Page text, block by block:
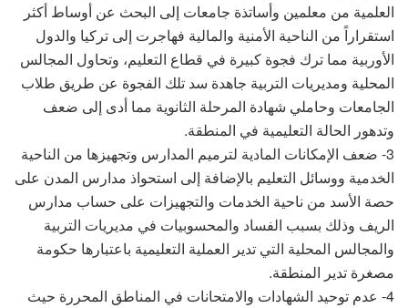
العلمية من معلمين وأساتذة جامعات إلى البحث عن أوساط أكثر
استقراراً من الناحية الأمنية والمالية فهاجرت إلى تركيا والدول
الأوربية مما ترك فجوة كبيرة في قطاع التعليم، وتحاول المجالس
المحلية ومديريات التربية جاهدة سد تلك الفجوة عن طريق طلاب
الجامعات وحاملي شهادة المرحلة الثانوية مما أدى إلى ضعف
وتدهور الحالة التعليمية في المنطقة.
3- ضعف الإمكانات المادية لترميم المدارس وتجهيزها من الناحية
الخدمية ووسائل التعليم بالإضافة إلى استحواذ مدارس المدن على
حصة الأسد من ناحية الخدمات والتجهيزات على حساب مدارس
الريف وذلك بسبب الفساد والمحسوبيات في مديريات التربية
والمجالس المحلية التي تدير العملية التعليمية باعتبارها حكومة
مصغرة تدير المنطقة.
4- عدم توحيد الشهادات والامتحانات في المناطق المحررة حيث